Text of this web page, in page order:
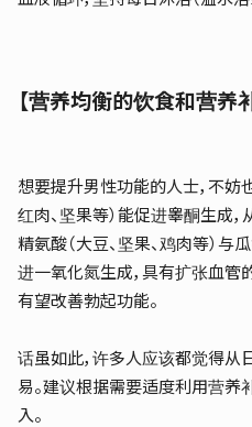
【营养均衡的饮食和营养
想要提升男性功能的人士，不妨
红肉、坚果等）能促进睾酮生成，
精氨酸（大豆、坚果、鸡肉等）与
进一氧化氮生成，具有扩张血管
有望改善勃起功能。
话虽如此，许多人应该都觉得
易。建议根据需要适度利用营养
入。